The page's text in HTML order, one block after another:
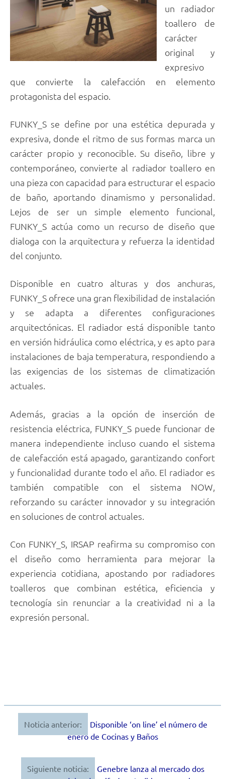
un radiador
toallero de
carácter
original y
expresivo
que convierte la calefacción en elemento
protagonista del espacio.
FUNKY_S se define por una estética depurada y
expresiva, donde el ritmo de sus formas marca un
carácter propio y reconocible. Su diseño, libre y
contemporáneo, convierte al radiador toallero en
una pieza con capacidad para estructurar el espacio
de baño, aportando dinamismo y personalidad.
Lejos de ser un simple elemento funcional,
FUNKY_S actúa como un recurso de diseño que
dialoga con la arquitectura y refuerza la identidad
del conjunto.
Disponible en cuatro alturas y dos anchuras,
FUNKY_S ofrece una gran flexibilidad de instalación
y se adapta a diferentes configuraciones
arquitectónicas. El radiador está disponible tanto
en versión hidráulica como eléctrica, y es apto para
instalaciones de baja temperatura, respondiendo a
las exigencias de los sistemas de climatización
actuales.
Además, gracias a la opción de inserción de
resistencia eléctrica, FUNKY_S puede funcionar de
manera independiente incluso cuando el sistema
de calefacción está apagado, garantizando confort
y funcionalidad durante todo el año. El radiador es
también compatible con el sistema NOW,
reforzando su carácter innovador y su integración
en soluciones de control actuales.
Con FUNKY_S, IRSAP reafirma su compromiso con
el diseño como herramienta para mejorar la
experiencia cotidiana, apostando por radiadores
toalleros que combinan estética, eficiencia y
tecnología sin renunciar a la creatividad ni a la
expresión personal.
Navegación
entradas
Noticia anterior:
Disponible ‘on line’ el número de
enero de Cocinas y Baños
Siguiente noticia:
Genebre lanza al mercado dos